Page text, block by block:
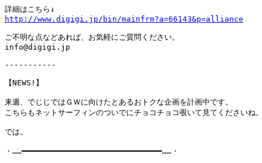
http://www.digigi.jp/bin/mainfrm?a=66143&p=alliance
ご不明な点などあれば、お気軽にご質問ください。
info@digigi.jp
-----------
【NEWS!】
来週、でじじではＧＷに向けたとあるおトクな企画を計画中です。
こちらもネットサーフィンのついでにチョコチョコ覗いて見てくださいね。
では。
・……━━━━━━━━━━━━━━━━━━━━━━━━━━━━━━……・